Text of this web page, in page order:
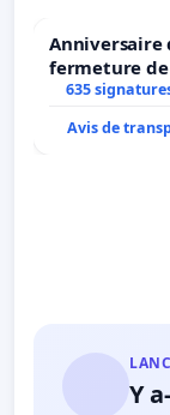
Anniversaire
fermeture de
635
Avis de
Y